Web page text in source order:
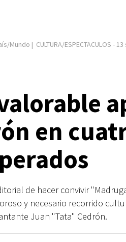
Mundo | CULTURA/ESPECTACULOS - 13
en
de hacer convivir
y necesario recorrido
Juan "Tata" Cedrón.